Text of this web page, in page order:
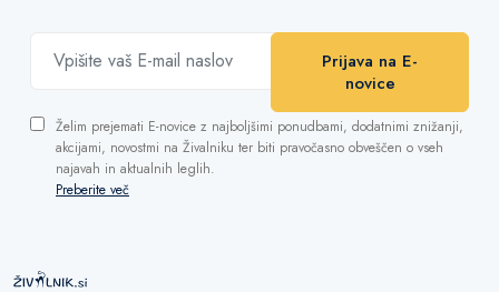
Prijava na E-
novice
Želim prejemati E-novice z najboljšimi ponudbami, dodatnimi znižanji,
akcijami, novostmi na Živalniku ter biti pravočasno obveščen o vseh
najavah in aktualnih leglih.
Preberite več